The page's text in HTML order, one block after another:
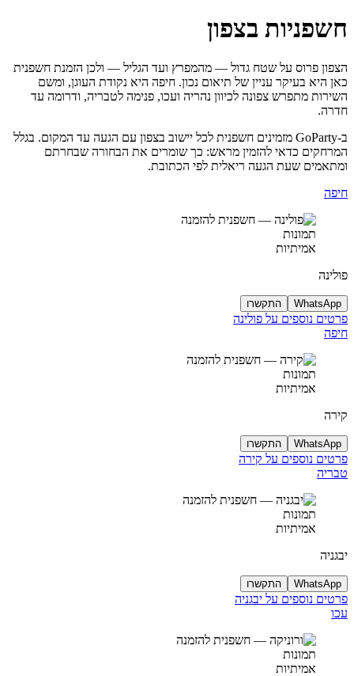
חשפניות בצפון
הצפון פרוס על שטח גדול — מהמפרץ ועד הגליל — ולכן הזמנת חשפנית
כאן היא בעיקר עניין של תיאום נכון. חיפה היא נקודת העוגן, ומשם
השירות מתפרש צפונה לכיוון נהריה ועכו, פנימה לטבריה, ודרומה עד
חדרה.
ב-GoParty מזמינים חשפנית לכל יישוב בצפון עם הגעה עד המקום. בגלל
המרחקים כדאי להזמין מראש: כך שומרים את הבחורה שבחרתם
ומתאמים שעת הגעה ריאלית לפי הכתובת.
חיפה
תמונות
אמיתיות
פולינה
WhatsApp התקשרו
פרטים נוספים על פולינה
חיפה
תמונות
אמיתיות
קירה
WhatsApp התקשרו
פרטים נוספים על קירה
טבריה
תמונות
אמיתיות
יבגניה
WhatsApp התקשרו
פרטים נוספים על יבגניה
עכו
תמונות
אמיתיות